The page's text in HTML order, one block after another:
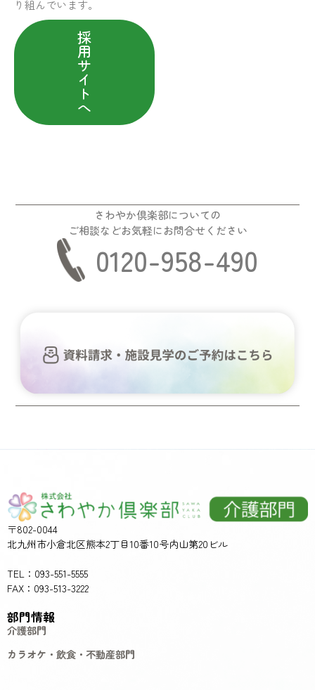
り組んでいます。
採
用
サ
イ
ト
へ
さわやか倶楽部についての
ご相談などお気軽にお問合せください
0120-958-490
〒802-0044
北九州市小倉北区熊本2丁目10番10号内山第20ビル
TEL：093-551-5555
FAX：093-513-3222
部門情報
介護部門
カラオケ・飲食・不動産部門